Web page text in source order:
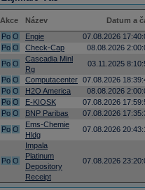
Akce Název
Datum a
Po O Engie
07.08.2026
Po O Check-Cap
08.08.2026
Po O
Cascadia Minl
Rg
03.11.2025
Po O Computacenter 07.08.2026
Po O H2O America
08.08.2026
Po O E-KIOSK
07.08.2026
Po O BNP Paribas
07.08.2026
Po O
Ems-Chemie
Hldg
07.08.2026
Po O
Impala
Platinum
Depository
Receipt
07.08.2026